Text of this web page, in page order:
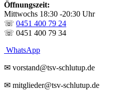
Öffnungszeit:
Mittwochs 18:30 -20:30 Uhr
☏ 0451 400 79 24
☏ 0451 400 79 34
WhatsApp
✉ vorstand@tsv-schlutup.de
✉ mitglieder@tsv-schlutup.de